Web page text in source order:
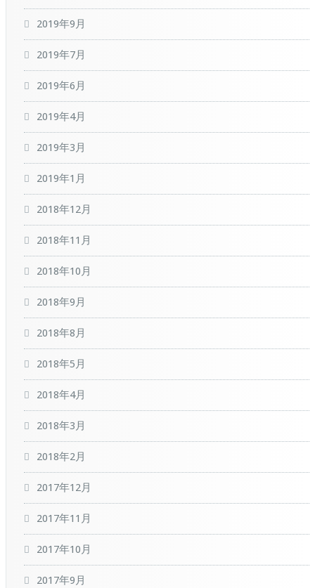
2019年9月
2019年7月
2019年6月
2019年4月
2019年3月
2019年1月
2018年12月
2018年11月
2018年10月
2018年9月
2018年8月
2018年5月
2018年4月
2018年3月
2018年2月
2017年12月
2017年11月
2017年10月
2017年9月